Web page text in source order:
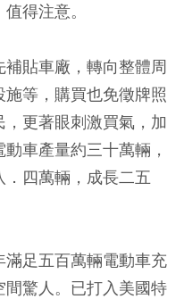
得注意。
貼車廠，轉向整體周
等，購買也免徵牌照
更著眼刺激買氣，加
車產量約三十萬輛，
四萬輛，成長二五
足五百萬輛電動車充
驚人。已打入美國特